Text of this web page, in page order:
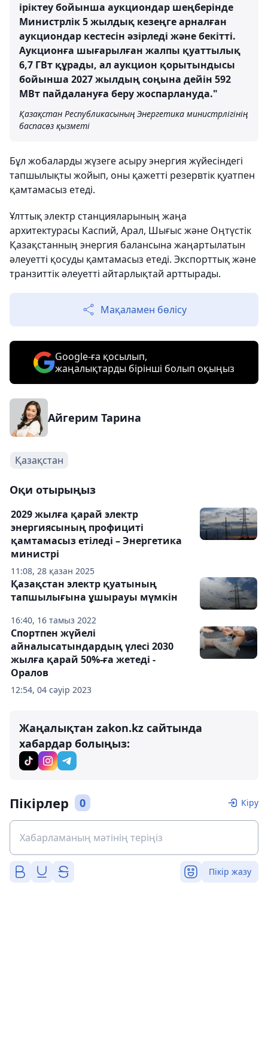
іріктеу бойынша аукциондар шеңберінде
Министрлік 5 жылдық кезеңге арналған
аукциондар кестесін әзірледі және бекітті.
Аукционға шығарылған жалпы қуаттылық
6,7 ГВт құрады, ал аукцион қорытындысы
бойынша 2027 жылдың соңына дейін 592
МВт пайдалануға беру жоспарлануда."
Қазақстан Республикасының Энергетика министрлігінің
баспасөз қызметі
Бұл жобаларды жүзеге асыру энергия жүйесіндегі
тапшылықты жойып, оны қажетті резервтік қуатпен
қамтамасыз етеді.
Ұлттық электр станцияларының жаңа
архитектурасы Каспий, Арал, Шығыс және Оңтүстік
Қазақстанның энергия балансына жаңартылатын
әлеуетті қосуды қамтамасыз етеді. Экспорттық және
транзиттік әлеуетті айтарлықтай арттырады.
Мақаламен бөлісу
Google-ға қосылып,
жаңалықтарды бірінші болып оқыңыз
Айгерим Тарина
Қазақстан
Оқи отырыңыз
11:08, 28 қазан 2025
2029 жылға қарай электр
энергиясының профициті
қамтамасыз етіледі – Энергетика
министрі
16:40, 16 тамыз 2022
Қазақстан электр қуатының
тапшылығына ұшырауы мүмкін
12:54, 04 сәуір 2023
Спортпен жүйелі
айналысатындардың үлесі 2030
жылға қарай 50%-ға жетеді -
Оралов
Жаңалықтан zakon.kz сайтында
хабардар болыңыз:
Пікірлер 0 Кіру
Пікір жазу